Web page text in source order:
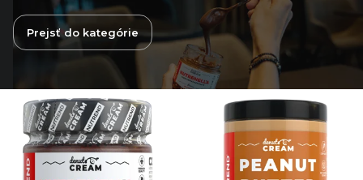
Prejsť do kategórie